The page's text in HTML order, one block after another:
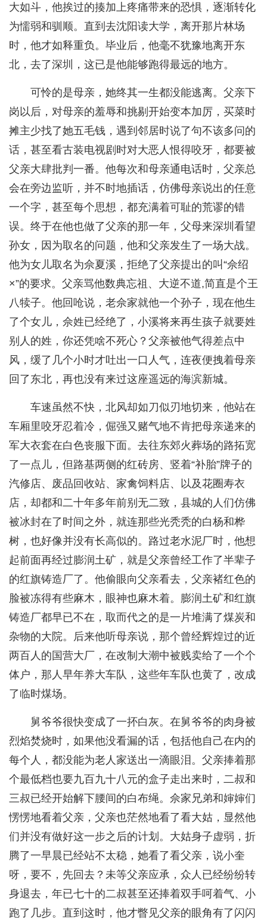
大如斗，他挨过的揍加上疼痛带来的恐惧，逐渐转化
为懦弱和驯顺。直到去沈阳读大学，离开那片林场
时，他才如释重负。毕业后，他毫不犹豫地离开东
北，去了深圳，这已是他能够跑得最远的地方。
可怜的是母亲，她终其一生都没能逃离。父亲下
岗以后，对母亲的羞辱和挑剔开始变本加厉，买菜时
摊主少找了她五毛钱，遇到邻居时说了句不该多问的
话，甚至看古装电视剧时对大恶人恨得咬牙，都要被
父亲大肆批判一番。他每次和母亲通电话时，父亲总
会在旁边监听，并不时地插话，仿佛母亲说出的任意
一个字，甚至每个思想，都充满着可耻的荒谬的错
误。终于在他也做了父亲的那一年，父母来深圳看望
孙女，因为取名的问题，他和父亲发生了一场大战。
他为女儿取名为佘夏溪，拒绝了父亲提出的叫“佘绍
×”的要求。父亲骂他数典忘祖、大逆不道,简直是个王
八犊子。他回呛说，老佘家就他一个孙子，现在他生
了个女儿，佘姓已经绝了，小溪将来再生孩子就要姓
别人的姓，你还凭啥不死心？父亲被他气得差点中
风，缓了几个小时才吐出一口人气，连夜便拽着母亲
回了东北，再也没有来过这座遥远的海滨新城。
车速虽然不快，北风却如刀似刃地切来，他站在
车厢里咬牙忍着冷，倔强又赌气地不肯把母亲递来的
军大衣套在白色丧服下面。去往东郊火葬场的路拓宽
了一点儿，但路基两侧的红砖房、竖着“补胎”牌子的
汽修店、废品回收站、家禽饲料店、以及花圈寿衣
店，却都和二十年多年前别无二致，县城的人们仿佛
被冰封在了时间之外，就连那些光秃秃的白杨和桦
树，也好像并没有长高似的。路过老水泥厂时，他想
起前面再经过膨润土矿，就是父亲曾经工作了半辈子
的红旗铸造厂了。他偷眼向父亲看去，父亲褚红色的
脸被冻得有些麻木，眼神也麻木着。膨润土矿和红旗
铸造厂都早已不在，取而代之的是一片堆满了煤炭和
杂物的大院。后来他听母亲说，那个曾经辉煌过的近
两百人的国营大厂，在改制大潮中被贱卖给了一个个
体户，那人早年养大车队，这些年车队也黄了，改成
了临时煤场。
舅爷爷很快变成了一抔白灰。在舅爷爷的肉身被
烈焰焚烧时，如果他没看漏的话，包括他自己在内的
每个人，都没能为老人家送出一滴眼泪。父亲捧着那
个最低档也要九百九十八元的盒子走出来时，二叔和
三叔已经开始解下腰间的白布绳。佘家兄弟和婶婶们
愣愣地看着父亲，父亲也茫然地看了看大姑，显然他
们并没有做好这一步之后的计划。大姑身子虚弱，折
腾了一早晨已经站不太稳，她看了看父亲，说小奎
呀，要不，先回去？未等父亲应承，众人已经纷纷转
身退去，年已七十的二叔甚至还捧着双手呵着气、小
跑了几步。直到这时，他才瞥见父亲的眼角有了闪闪